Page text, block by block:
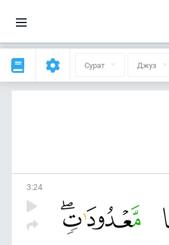
Сурат Джуз
3:24